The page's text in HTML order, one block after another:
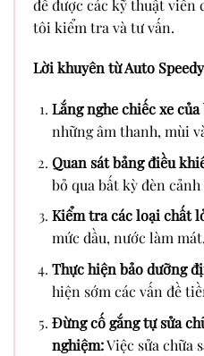
để được các kỹ thuật viên
tôi kiểm tra và tư vấn.
Lời khuyên từ Auto
Lắng nghe chiếc xe của
những âm thanh, mùi
Quan sát bảng điều
bỏ qua bất kỳ đèn
Kiểm tra các loại chất
mức dầu, nước làm
Thực hiện bảo dưỡng
hiện sớm các vấn đề
Đừng cố gắng tự sửa
nghiệm:Việc sửa chữa